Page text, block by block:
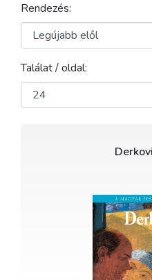
Rendezés:
Találat / oldal: